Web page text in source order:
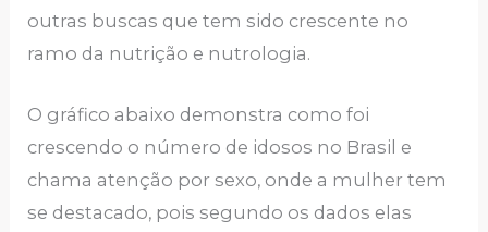
outras buscas que tem sido crescente no
ramo da nutrição e nutrologia.
O gráfico abaixo demonstra como foi
crescendo o número de idosos no Brasil e
chama atenção por sexo, onde a mulher tem
se destacado, pois segundo os dados elas